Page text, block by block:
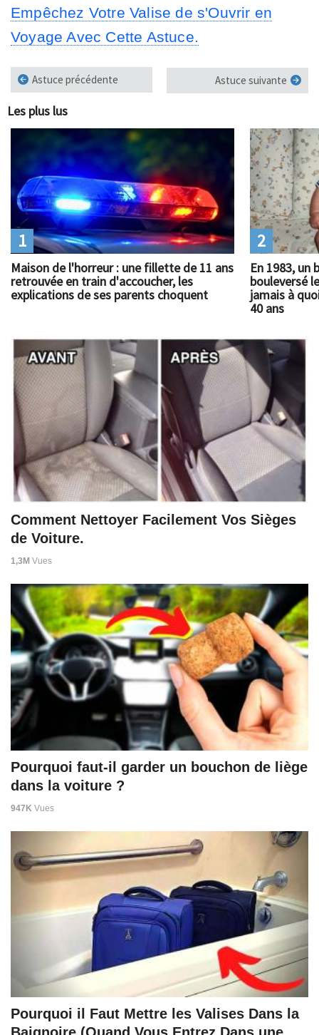
Empêchez Votre Valise de s'Ouvrir en
Voyage Avec Cette Astuce.
Astuce précédente Astuce suivante
Les plus lus
Maison de l'horreur : une fillette de 11 ans
retrouvée en train d'accoucher, les
explications de ses parents choquent
1
En 1983, un
bouleversé
jamais à
40 ans
2
Comment Nettoyer Facilement Vos Sièges
de Voiture.
1,3M Vues
Pourquoi faut-il garder un bouchon de liège
dans la voiture ?
947K Vues
Pourquoi il Faut Mettre les Valises Dans la